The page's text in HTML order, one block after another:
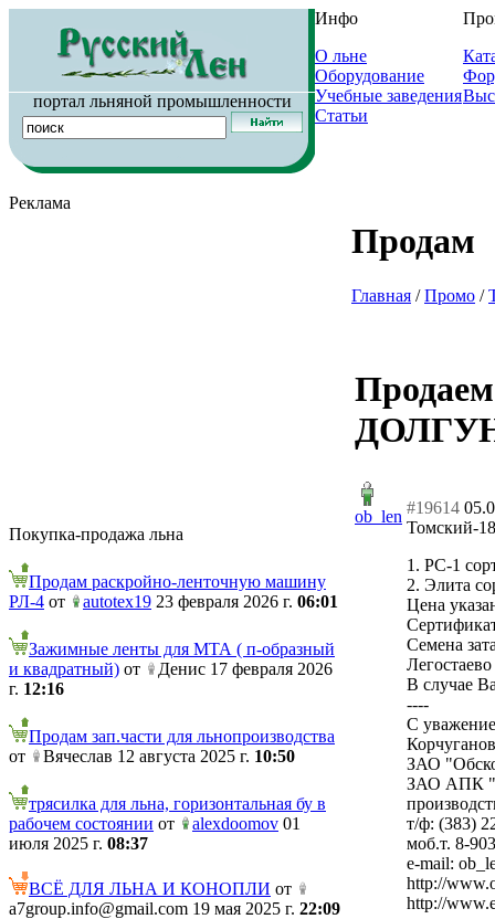
портал льняной промышленности
Инфо
О льне
Оборудование
Учебные заведения
Статьи
Реклама
Покупка-продажа льна
Продам раскройно-ленточную машину
РЛ-4 от autotex19 23 февраля 2026 г. 06:01
Зажимные ленты для МТА ( п-образный
и квадратный) от
Денис 17 февраля 2026
г. 12:16
Продам зап.части для льнопроизводства
от
Вячеслав 12 августа 2025 г. 10:50
трясилка для льна, горизонтальная бу в
рабочем состоянии от alexdoomov 01
июля 2025 г. 08:37
ВСЁ ДЛЯ ЛЬНА И КОНОПЛИ от
a7group.info@gmail.com 19 мая 2025 г. 22:09
Продам
Главная /Промо /
ob_len #19614
Томский-18
1. РС-1
2. Элита
Цена
Семена
В случае
----
С
ЗАО
ЗАО АПК
т/ф: (383)
моб.т. 8-
e-mail:
http://
http://